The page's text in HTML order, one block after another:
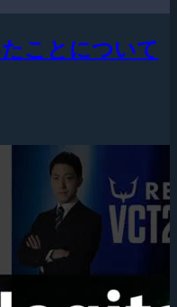
ことについて